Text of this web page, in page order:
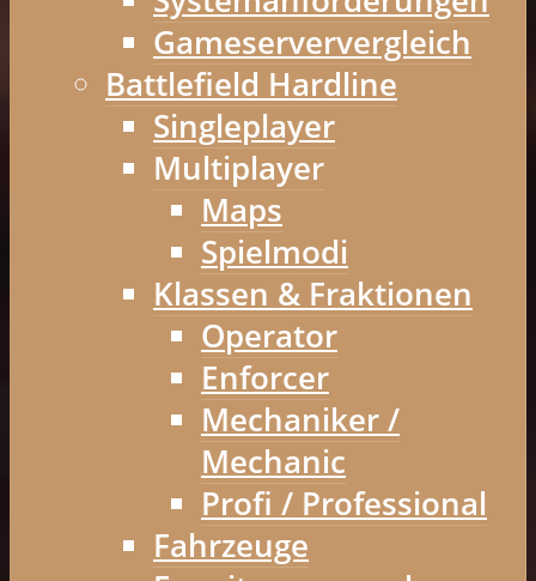
Gameserververgleich
Battlefield Hardline
Singleplayer
Multiplayer
Maps
Spielmodi
Klassen & Fraktionen
Operator
Enforcer
Mechaniker /
Mechanic
Profi / Professional
Fahrzeuge